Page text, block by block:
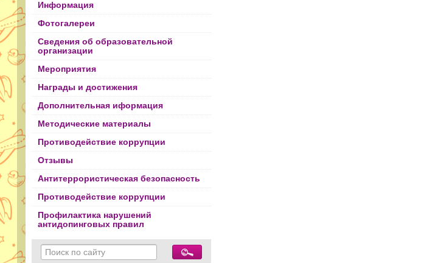
Информация
Фотогалереи
Сведения об образовательной
организации
Мероприятия
Награды и достижения
Дополнительная иформация
Методические материалы
Противодействие коррупции
Отзывы
Антитеррористическая безопасность
Противодействие коррупции
Профилактика нарушений
антидопинговых правил